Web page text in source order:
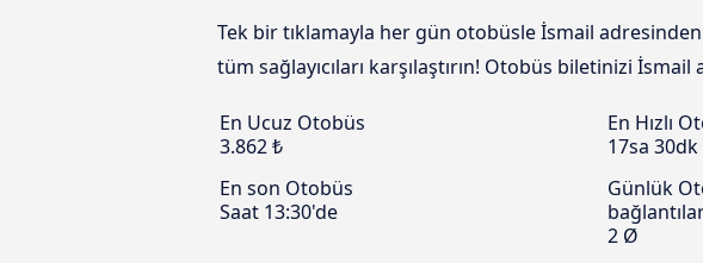
Tek bir tıklamayla her gün otobüsle İsmail
tüm sağlayıcıları karşılaştırın! Otobüs biletinizi
En Ucuz Otobüs
3.862 ₺
En Hızlı
17sa 30dk
En son Otobüs
Saat 13:30'de
Günlük
2 Ø